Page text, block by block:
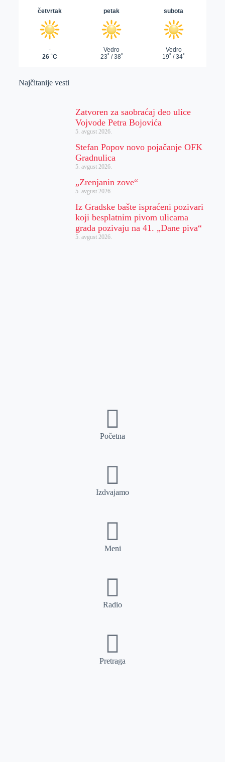
Najčitanije vesti
Zatvoren za saobraćaj deo ulice
Vojvode Petra Bojovića
5. avgust 2026.
Stefan Popov novo pojačanje OFK
Gradnulica
5. avgust 2026.
„Zrenjanin zove“
5. avgust 2026.
Iz Gradske bašte ispraćeni pozivari
koji besplatnim pivom ulicama
grada pozivaju na 41. „Dane piva“
5. avgust 2026.
Početna
Izdvajamo
Meni
Radio
Pretraga